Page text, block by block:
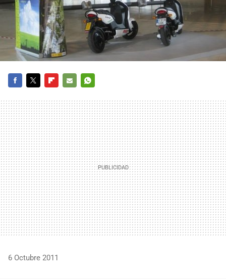
MAIL
6 Octubre 2011